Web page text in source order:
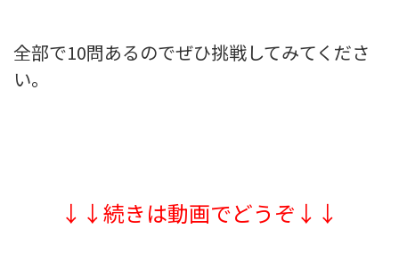
全部で10問あるのでぜひ挑戦してみてくださ
い。
↓↓続きは動画でどうぞ↓↓